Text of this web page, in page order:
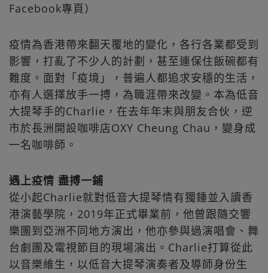
Facebook專頁）
疫情為香港帶來翻天覆地的變化，各行各業都受到
影響，打亂了不少人的計劃，甚至連保住飯碗都有
難度。面對「疫境」，普遍人都追求安穩的生活，
亦有人選擇放手一搏，為職涯帶來改變。本為低音
大提琴手的Charlie，在去年年末與朋友合伙，逆
市於長洲開設咖啡店OXY Cheung Chau，變身成
一名咖啡師。
遇上疫情 盡搏一鋪
從小起Charlie就對低音大提琴情有獨鍾並入讀香
港演藝學院，2019年正式畢業前，他曾跟隨交響
樂團到亞洲不同地方演出，他亦參與過演唱會、舞
台劇團及電視節目的現場演出。Charlie打算從此
以音樂維生，以低音大提琴演奏者及導師身份生